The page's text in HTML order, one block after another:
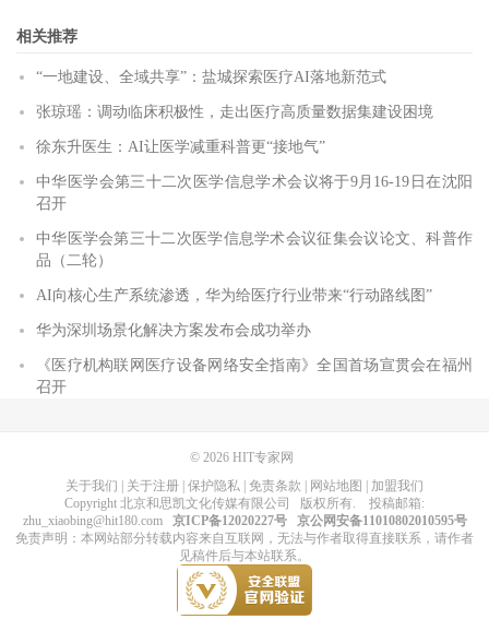
相关推荐
“一地建设、全域共享”：盐城探索医疗AI落地新范式
张琼瑶：调动临床积极性，走出医疗高质量数据集建设困境
徐东升医生：AI让医学减重科普更“接地气”
中华医学会第三十二次医学信息学术会议将于9月16-19日在沈阳
召开
中华医学会第三十二次医学信息学术会议征集会议论文、科普作
品（二轮）
AI向核心生产系统渗透，华为给医疗行业带来“行动路线图”
华为深圳场景化解决方案发布会成功举办
《医疗机构联网医疗设备网络安全指南》全国首场宣贯会在福州
召开
© 2026 HIT专家网
关于我们 | 关于注册 | 保护隐私 | 免责条款 | 网站地图 | 加盟我们
Copyright 北京和思凯文化传媒有限公司 版权所有 . 投稿邮箱:
zhu_xiaobing@hit180.com
京ICP备12020227号
京公网安备11010802010595号
免责声明：本网站部分转载内容来自互联网，无法与作者取得直接联系，请作者
见稿件后与本站联系。